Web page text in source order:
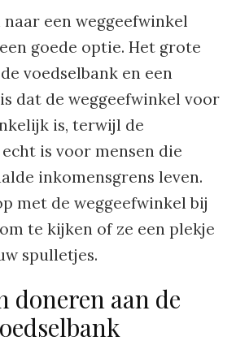
een weggeefwinkel
goede optie. Het grote
voedselbank en een
dat de weggeefwinkel voor
is, terwijl de
is voor mensen die
inkomensgrens leven.
met de weggeefwinkel bij
te kijken of ze een plekje
spulletjes.
doneren aan de